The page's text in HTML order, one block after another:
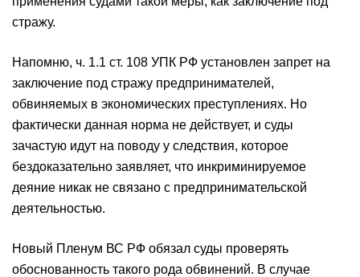
стражу.
Напомню, ч. 1.1 ст. 108 УПК РФ установлен запрет на
заключение под стражу предпринимателей,
обвиняемых в экономических преступлениях. Но
фактически данная норма не действует, и суды
зачастую идут на поводу у следствия, которое
бездоказательно заявляет, что инкриминируемое
деяние никак не связано с предпринимательской
деятельностью.
Новый Пленум ВС РФ обязал суды проверять
обоснованность такого рода обвинений. В случае